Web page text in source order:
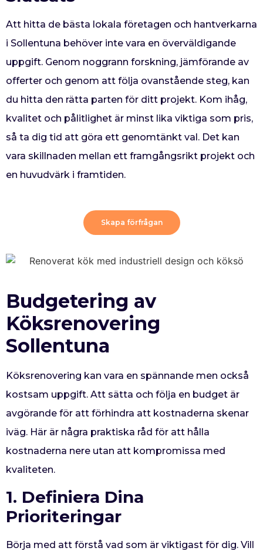
Att hitta de bästa lokala företagen och hantverkarna
i Sollentuna behöver inte vara en överväldigande
uppgift. Genom noggrann forskning, jämförande av
offerter och genom att följa ovanstående steg, kan
du hitta den rätta parten för ditt projekt. Kom ihåg,
kvalitet och pålitlighet är minst lika viktiga som pris,
så ta dig tid att göra ett genomtänkt val. Det kan
vara skillnaden mellan ett framgångsrikt projekt och
en huvudvärk i framtiden.
Skapa förfrågan
Budgetering av
Köksrenovering
Sollentuna
Köksrenovering kan vara en spännande men också
kostsam uppgift. Att sätta och följa en budget är
avgörande för att förhindra att kostnaderna skenar
iväg. Här är några praktiska råd för att hålla
kostnaderna nere utan att kompromissa med
kvaliteten.
1. Definiera Dina
Prioriteringar
Börja med att förstå vad som är viktigast för dig. Vill